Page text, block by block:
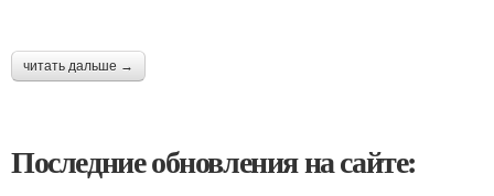
читать дальше →
Последние обновления на сайте: